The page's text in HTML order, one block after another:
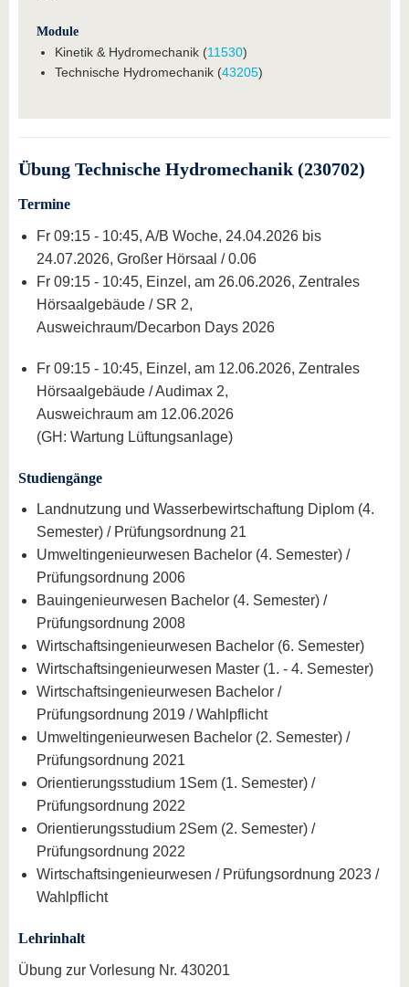
Module
Kinetik & Hydromechanik (11530)
Technische Hydromechanik (43205)
Übung Technische Hydromechanik (230702)
Termine
Fr 09:15 - 10:45, A/B Woche, 24.04.2026 bis
24.07.2026, Großer Hörsaal / 0.06
Fr 09:15 - 10:45, Einzel, am 26.06.2026, Zentrales
Hörsaalgebäude / SR 2,
Ausweichraum/Decarbon Days 2026
Fr 09:15 - 10:45, Einzel, am 12.06.2026, Zentrales
Hörsaalgebäude / Audimax 2,
Ausweichraum am 12.06.2026
(GH: Wartung Lüftungsanlage)
Studiengänge
Landnutzung und Wasserbewirtschaftung Diplom (4.
Semester) / Prüfungsordnung 21
Umweltingenieurwesen Bachelor (4. Semester) /
Prüfungsordnung 2006
Bauingenieurwesen Bachelor (4. Semester) /
Prüfungsordnung 2008
Wirtschaftsingenieurwesen Bachelor (6. Semester)
Wirtschaftsingenieurwesen Master (1. - 4. Semester)
Wirtschaftsingenieurwesen Bachelor /
Prüfungsordnung 2019 / Wahlpflicht
Umweltingenieurwesen Bachelor (2. Semester) /
Prüfungsordnung 2021
Orientierungsstudium 1Sem (1. Semester) /
Prüfungsordnung 2022
Orientierungsstudium 2Sem (2. Semester) /
Prüfungsordnung 2022
Wirtschaftsingenieurwesen / Prüfungsordnung 2023 /
Wahlpflicht
Lehrinhalt
Übung zur Vorlesung Nr. 430201